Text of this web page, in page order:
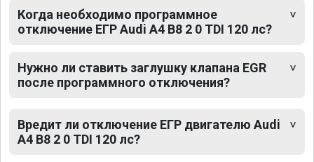
Когда необходимо программное
отключение ЕГР Audi A4 B8 2 0 TDI 120 лс?
Нужно ли ставить заглушку клапана EGR
после программного отключения?
Вредит ли отключение ЕГР двигателю Audi
A4 B8 2 0 TDI 120 лс?